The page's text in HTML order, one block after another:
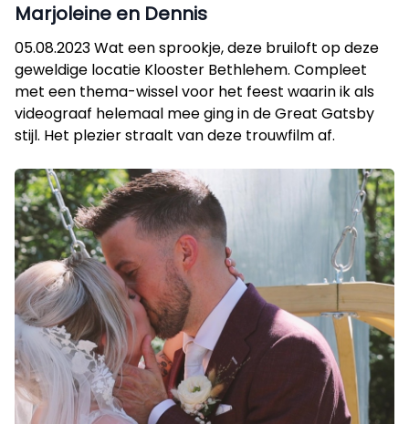
Marjoleine en Dennis
05.08.2023 Wat een sprookje, deze bruiloft op deze
geweldige locatie Klooster Bethlehem. Compleet
met een thema-wissel voor het feest waarin ik als
videograaf helemaal mee ging in de Great Gatsby
stijl. Het plezier straalt van deze trouwfilm af.